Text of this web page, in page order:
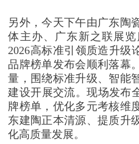
另外，今天下午由广东陶
体主办、广东新之联展
2026高标准引领质造升级
品牌榜单发布会顺利落幕
量，围绕标准升级、智能
建设开展交流。现场发布
牌榜单，优化多元考核维
东建陶正本清源、提质升
化高质量发展。